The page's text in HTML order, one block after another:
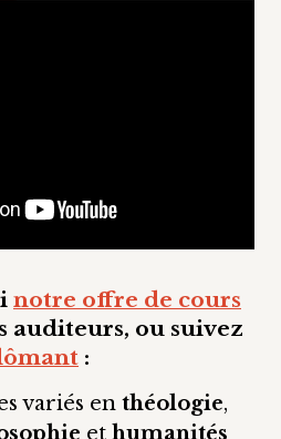
notre offre de cours
auditeurs, ou suivez
:
variés en théologie,
et humanités